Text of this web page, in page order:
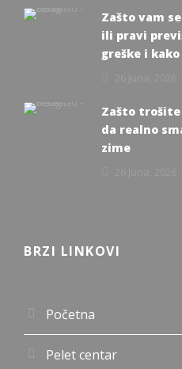
Zašto vam
ili pravi
greške i
Zašto trošite
da realno
zime
BRZI LINKOVI
Početna
Pelet centar